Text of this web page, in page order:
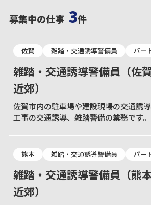
募集中の仕事 3件
佐賀 雑踏・交通誘導警備員 パー
雑踏・交通誘導警備員（佐
近郊）
佐賀市内の駐車場や建設現場の交通誘
工事の交通誘導、雑踏警備の業務です。
熊本 雑踏・交通誘導警備員 パー
雑踏・交通誘導警備員（熊
近郊）